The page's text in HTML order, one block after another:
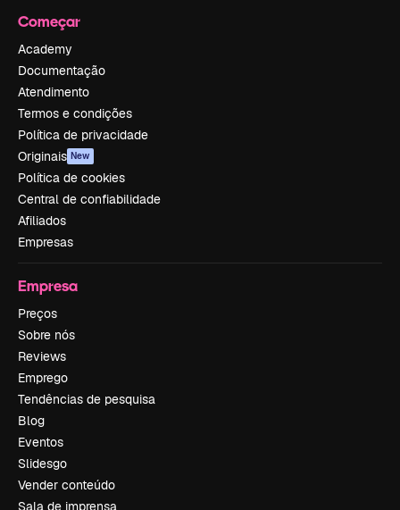
Começar
Academy
Documentação
Atendimento
Termos e condições
Política de privacidade
Originais New
Política de cookies
Central de confiabilidade
Afiliados
Empresas
Empresa
Preços
Sobre nós
Reviews
Emprego
Tendências de pesquisa
Blog
Eventos
Slidesgo
Vender conteúdo
Sala de imprensa